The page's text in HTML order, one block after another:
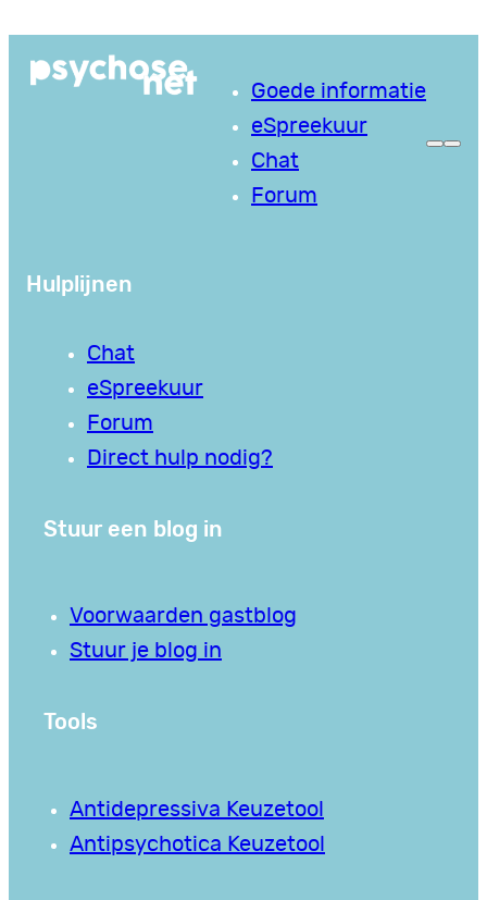
naar
Goede informatie
eSpreekuur
Chat
Forum
Hulplijnen
Chat
eSpreekuur
Forum
Direct hulp nodig?
Stuur een blog in
Voorwaarden gastblog
Stuur je blog in
Tools
Antidepressiva Keuzetool
Antipsychotica Keuzetool